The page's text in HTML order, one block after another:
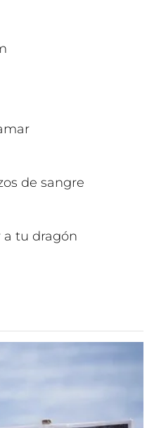
de sangre
a tu dragón